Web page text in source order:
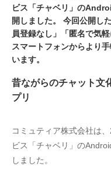
ビス「チャベリ」の
開しました。 今回公開し
員登録なし」「匿名で気
スマートフォンからより
います。
昔ながらのチャット文
プリ
コミュティア株式会社は
ビス「チャベリ」の
しました。